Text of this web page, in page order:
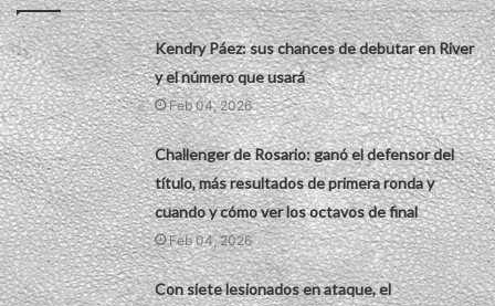
Kendry Páez: sus chances de debutar en River
y el número que usará
Feb 04, 2026
Challenger de Rosario: ganó el defensor del
título, más resultados de primera ronda y
cuando y cómo ver los octavos de final
Feb 04, 2026
Con siete lesionados en ataque, el